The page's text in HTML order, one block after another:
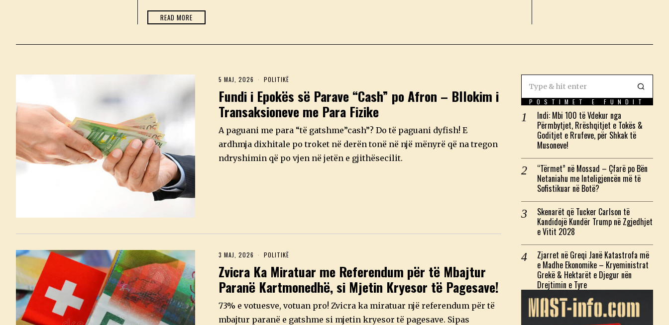
READ MORE
5 MAJ, 2026
,
2
0
2
6
POLITIKË
Fundi i Epokës së Parave “Cash” po Afron – Bllokim i
Transaksioneve me Para Fizike
A paguani me para “të gatshme”cash”? Do të paguani dyfish! E
ardhmja dixhitale po troket në derën tonë në një mënyrë që na tregon
ndryshimin që po vjen në jetën e gjithësecilit.
3 MAJ, 2026
A
J
,
2
0
2
6
POLITIKË
Zvicra Ka Miratuar me Referendum për të Mbajtur
Paranë Kartmonedhë, si Mjetin Kryesor të Pagesave!
73% e votuesve, votuan pro! Zvicra ka miratuar një referendum për të
mbajtur paranë e gatshme si mjetin kryesor të pagesave. Sipas
POSTIMET E FUNDIT
Indi: Mbi 100 të Vdekur nga
Përmbytjet, Rrëshqitjet e Tokës &
Goditjet e Rrufeve, për Shkak të
Musoneve!
“Tërmet” në Mossad – Çfarë po Bën
Netaniahu me Inteligjencën më të
Sofistikuar në Botë?
Skenarët që Tucker Carlson të
Kandidojë Kundër Trump në Zgjedhjet
e Vitit 2028
Zjarret në Greqi Janë Katastrofa më
e Madhe Ekonomike – Kryeministrat
Grekë & Hektarët e Djegur nën
Drejtimin e Tyre